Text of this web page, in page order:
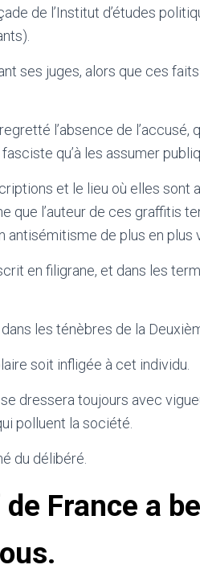
de l’Institut d’études
ses juges, alors que ces faits
l’absence de l’accusé,
qu’à les assumer
et le lieu où elles sont
que l’auteur de ces graffitis
antisémitisme de plus en plus
en filigrane, et dans les
les ténèbres de la
soit infligée à cet individu.
dressera toujours avec
polluent la société.
du délibéré.
France a